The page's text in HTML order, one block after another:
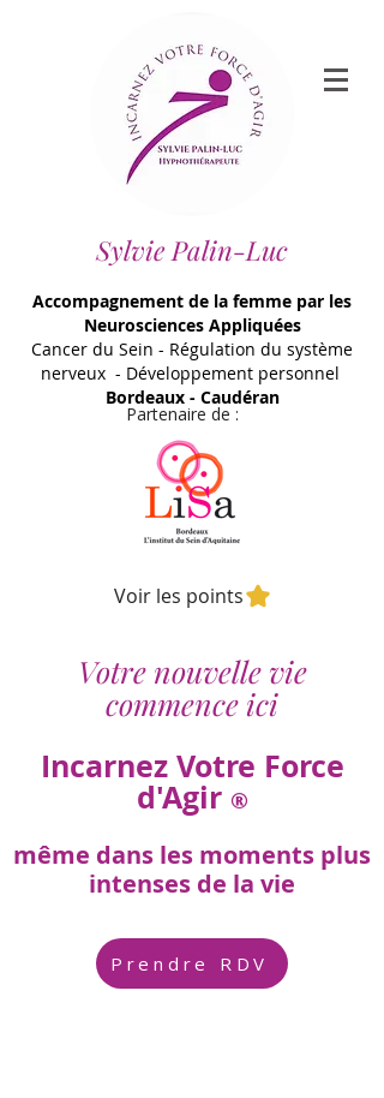
Sylvie Palin-Luc
Accompagnement de la femme par les
Neurosciences Appliquées
Cancer du Sein - Régulation du système
nerveux - Développement personnel
Bordeaux - Caudéran
Partenaire de :
Voir les points
Votre nouvelle vie
commence ici
Incarnez Votre Force
d'Agir ®
même dans les moments plus
intenses de la vie
Prendre RDV